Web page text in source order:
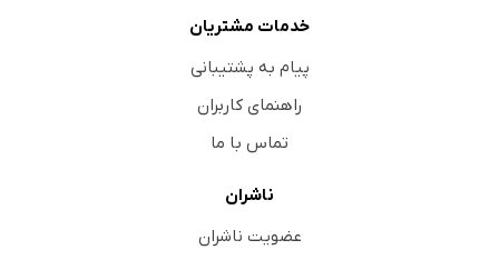
خدمات مشتریان
پیام به پشتیبانی
راهنمای کاربران
تماس با ما
ناشران
عضویت ناشران